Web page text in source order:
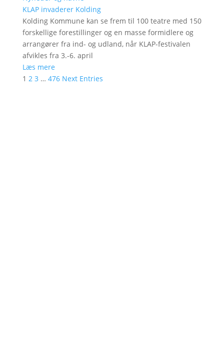
KLAP invaderer Kolding
Kolding Kommune kan se frem til 100 teatre med 150
forskellige forestillinger og en masse formidlere og
arrangører fra ind- og udland, når KLAP-festivalen
afvikles fra 3.-6. april
Læs mere
1 2 3 … 476 Next Entries